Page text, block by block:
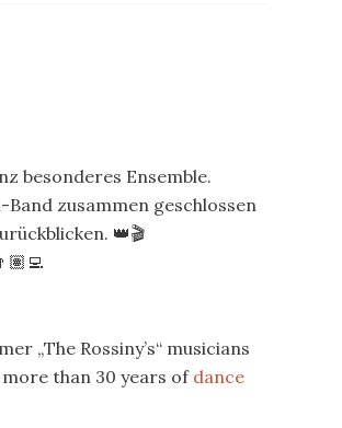
besonderes Ensemble.
Band zusammen geschlossen
👑🎬
„The Rossiny’s“ musicians
than 30 years of dance